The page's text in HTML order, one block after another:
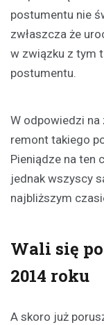
postumentu nie
zwłaszcza że
w związku z tym
postumentu.
W odpowiedzi na
remont takiego
Pieniądze na ten
jednak wszyscy
najbliższym
Wali się
2014 roku
A skoro już